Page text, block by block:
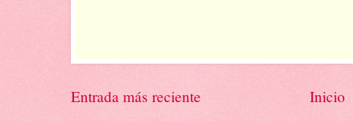
Entrada más reciente
Inicio